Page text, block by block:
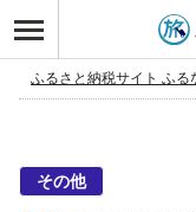
お
ふるさと納税サイト ふる
その他